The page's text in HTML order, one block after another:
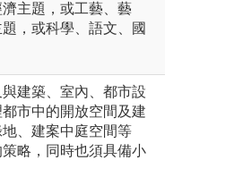
主題，或工藝、藝
，或科學、語文、國
建築、室內、都市設
市中的開放空間及建
、建案中庭空間等
略，同時也須具備小